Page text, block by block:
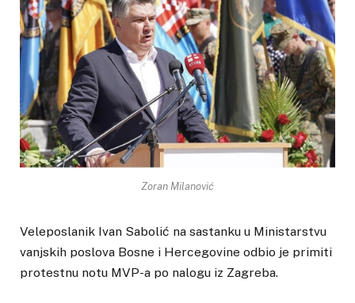
Zoran Milanović
Veleposlanik Ivan Sabolić na sastanku u Ministarstvu
vanjskih poslova Bosne i Hercegovine odbio je primiti
protestnu notu MVP-a po nalogu iz Zagreba.